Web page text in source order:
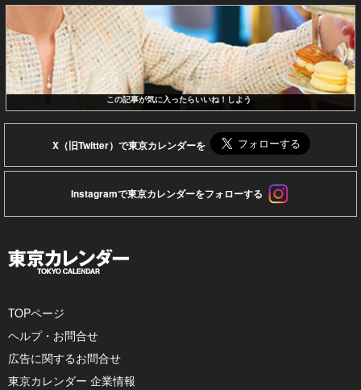
この記事が気に入ったらいいね！しよう
X（旧Twitter）で東京カレンダーを
Instagramで東京カレンダーをフォローする
TOPページ
ヘルプ・お問合せ
広告に関するお問合せ
東京カレンダー 企業情報